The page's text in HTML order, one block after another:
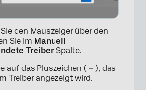
den Mauszeiger über den
Sie im Manuell
Treiber Spalte.
auf das Pluszeichen ( + ), das
Treiber angezeigt wird.